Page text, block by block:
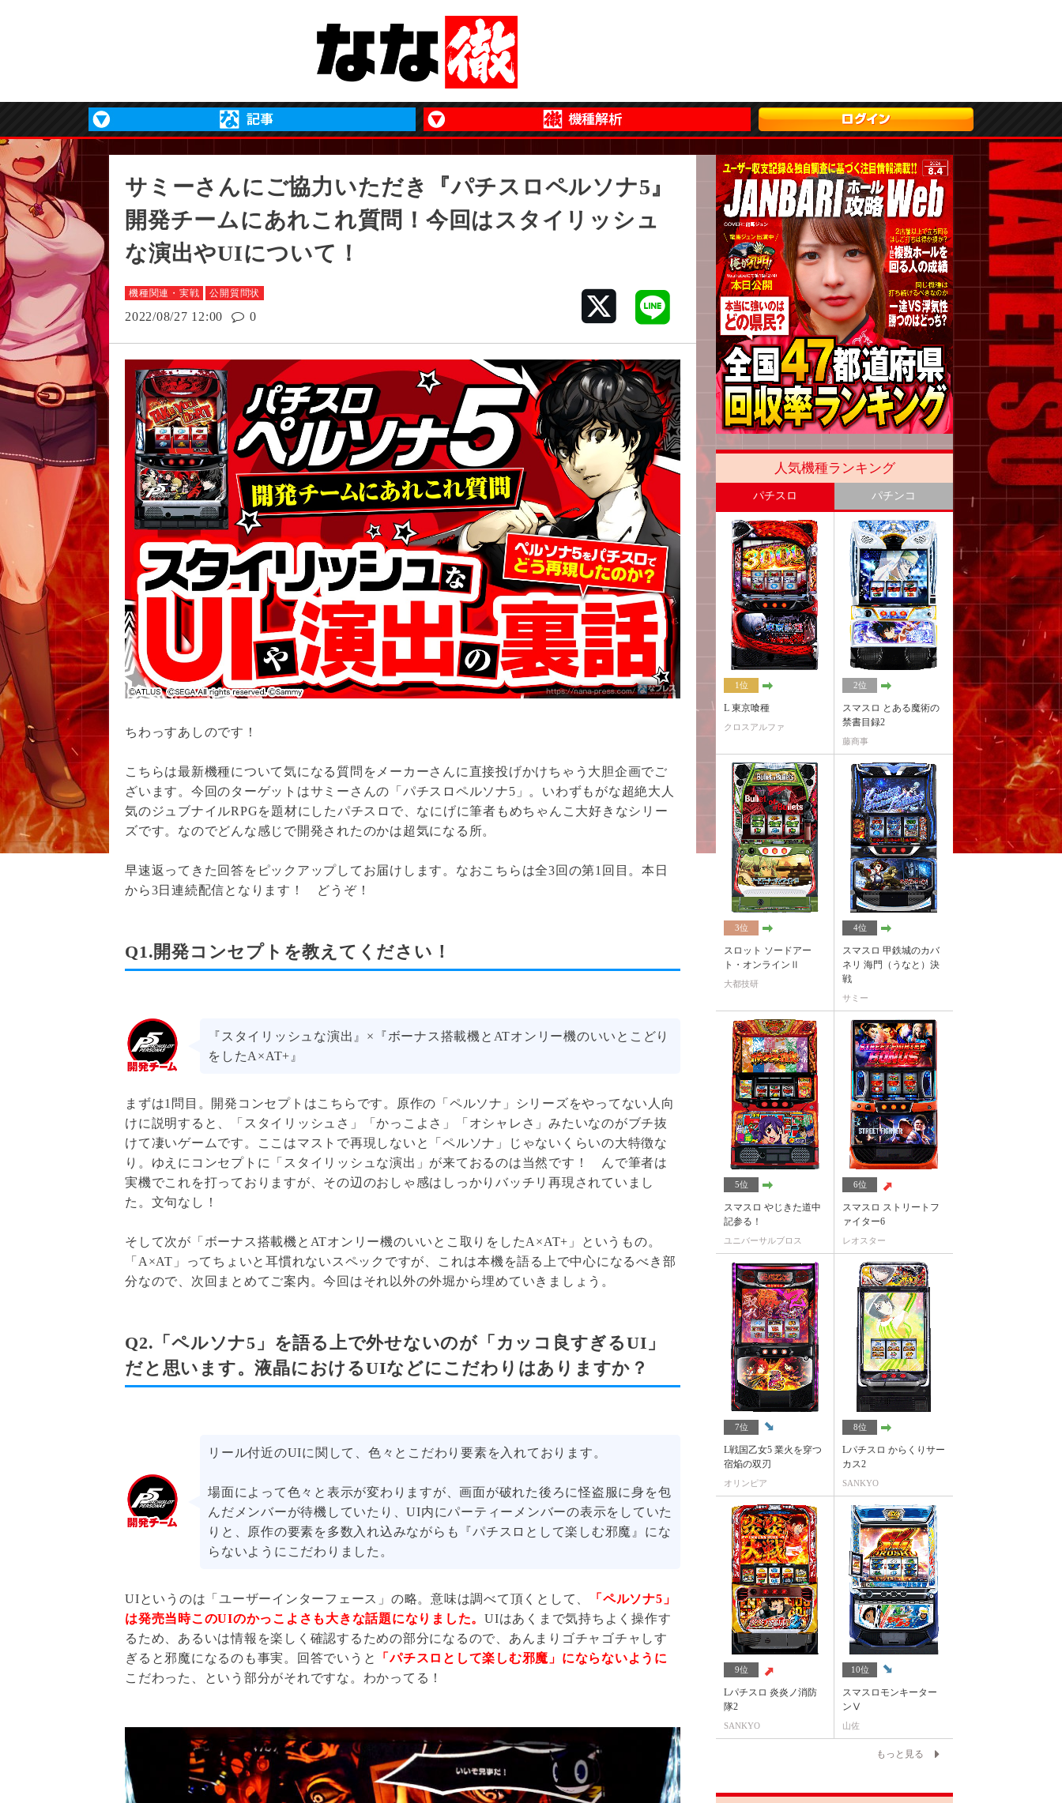
サミーさんにご協力いただき『パチスロペルソナ5』
開発チームにあれこれ質問！今回はスタイリッシュ
な演出やUIについて！
機種関連・実戦 公開質問状
2022/08/27 12:00 0
ちわっすあしのです！
こちらは最新機種について気になる質問をメーカーさんに直接投げかけちゃう大胆企画でご
ざいます。今回のターゲットはサミーさんの「パチスロペルソナ5」。いわずもがな超絶大人
気のジュブナイルRPGを題材にしたパチスロで、なにげに筆者もめちゃんこ大好きなシリー
ズです。なのでどんな感じで開発されたのかは超気になる所。
早速返ってきた回答をピックアップしてお届けします。なおこちらは全3回の第1回目。本日
から3日連続配信となります！ どうぞ！
Q1.開発コンセプトを教えてください！
『スタイリッシュな演出』×『ボーナス搭載機とATオンリー機のいいとこどり
をしたA×AT+』
まずは1問目。開発コンセプトはこちらです。原作の「ペルソナ」シリーズをやってない人向
けに説明すると、「スタイリッシュさ」「かっこよさ」「オシャレさ」みたいなのがブチ抜
けて凄いゲームです。ここはマストで再現しないと「ペルソナ」じゃないくらいの大特徴な
り。ゆえにコンセプトに「スタイリッシュな演出」が来ておるのは当然です！ んで筆者は
実機でこれを打っておりますが、その辺のおしゃ感はしっかりバッチリ再現されていまし
た。文句なし！
そして次が「ボーナス搭載機とATオンリー機のいいとこ取りをしたA×AT+」というもの。
「A×AT」ってちょいと耳慣れないスペックですが、これは本機を語る上で中心になるべき部
分なので、次回まとめてご案内。今回はそれ以外の外堀から埋めていきましょう。
Q2.「ペルソナ5」を語る上で外せないのが「カッコ良すぎるUI」
だと思います。液晶におけるUIなどにこだわりはありますか？
リール付近のUIに関して、色々とこだわり要素を入れております。
場面によって色々と表示が変わりますが、画面が破れた後ろに怪盗服に身を包
んだメンバーが待機していたり、UI内にパーティーメンバーの表示をしていた
りと、原作の要素を多数入れ込みながらも『パチスロとして楽しむ邪魔』にな
らないようにこだわりました。
UIというのは「ユーザーインターフェース」の略。意味は調べて頂くとして、
「ペルソナ5」
は発売当時このUIのかっこよさも大きな話題になりました。 UIはあくまで気持ちよく操作す
るため、あるいは情報を楽しく確認するための部分になるので、あんまりゴチャゴチャしす
ぎると邪魔になるのも事実。回答でいうと
「パチスロとして楽しむ邪魔」にならないように
こだわった、という部分がそれですな。わかってる！
人気機種ランキング
パチスロ パチンコ
1位
L 東京喰種
クロスアルファ
2位
スマスロ とある魔術の
禁書目録2
藤商事
3位
スロット ソードアー
ト・オンラインⅡ
大都技研
4位
スマスロ 甲鉄城のカバ
ネリ 海門（うなと）決
戦
サミー
5位
スマスロ やじきた道中
記参る！
ユニバーサルブロス
6位
スマスロ ストリートフ
ァイター6
レオスター
7位
L戦国乙女5 業火を穿つ
宿焔の双刃
オリンピア
8位
Lパチスロ からくりサー
カス2
SANKYO
9位
Lパチスロ 炎炎ノ消防
隊2
SANKYO
10位
スマスロモンキーター
ンⅤ
山佐
もっと見る